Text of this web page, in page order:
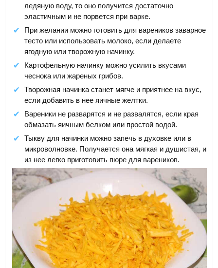
ледяную воду, то оно получится достаточно
эластичным и не порвется при варке.
При желании можно готовить для вареников заварное
тесто или использовать молоко, если делаете
ягодную или творожную начинку.
Картофельную начинку можно усилить вкусами
чеснока или жареных грибов.
Творожная начинка станет мягче и приятнее на вкус,
если добавить в нее яичные желтки.
Вареники не разварятся и не развалятся, если края
обмазать яичным белком или простой водой.
Тыкву для начинки можно запечь в духовке или в
микроволновке. Получается она мягкая и душистая, и
из нее легко приготовить пюре для вареников.